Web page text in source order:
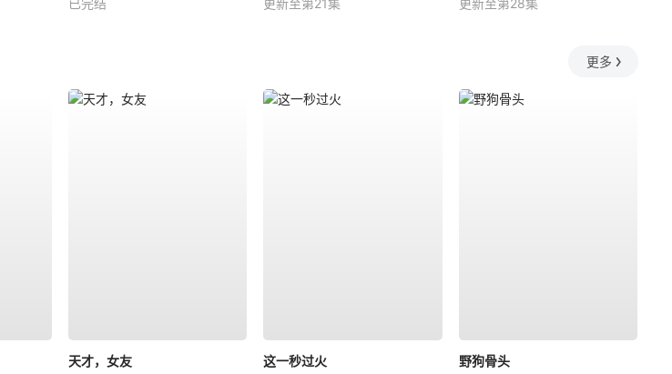
已完结
更新至第21集
更新至第28集
更多
天才，女友
这一秒过火
野狗骨头